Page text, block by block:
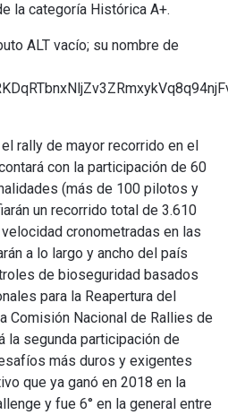
la categoría Histórica A+.
el rally de mayor recorrido en el
con la participación de 60
(más de 100 pilotos y
un recorrido total de 3.610
cronometradas en las
a lo largo y ancho del país
de bioseguridad basados
para la Reapertura del
Comisión Nacional de Rallies de
la segunda participación de
más duros y exigentes
que ya ganó en 2018 en la
y fue 6° en la general entre